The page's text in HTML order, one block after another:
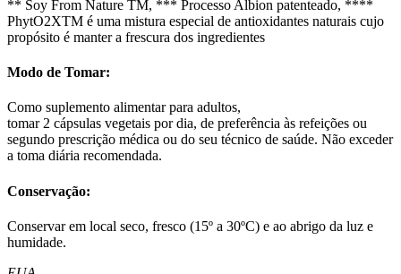
** Soy From Nature TM, *** Processo Albion patenteado, ****
PhytO2XTM é uma mistura especial de antioxidantes naturais cujo
propósito é manter a frescura dos ingredientes
Modo de Tomar:
Como suplemento alimentar para adultos,
tomar 2 cápsulas vegetais por dia, de preferência às refeições ou
segundo prescrição médica ou do seu técnico de saúde. Não exceder
a toma diária recomendada.
Conservação:
Conservar em local seco, fresco (15º a 30ºC) e ao abrigo da luz e
humidade.